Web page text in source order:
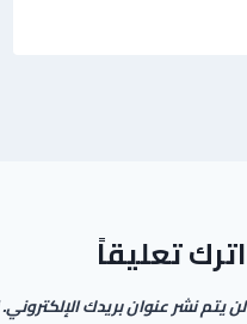
اترك تعليقاً
لن يتم نشر عنوان بريدك الإلكتروني.